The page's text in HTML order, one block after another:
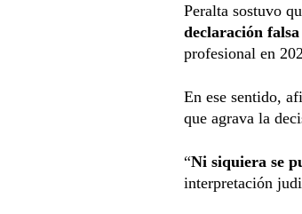
Peralta sostuvo
declaración falsa
profesional en
En ese sentido,
que agrava la
“Ni siquiera se
interpretación